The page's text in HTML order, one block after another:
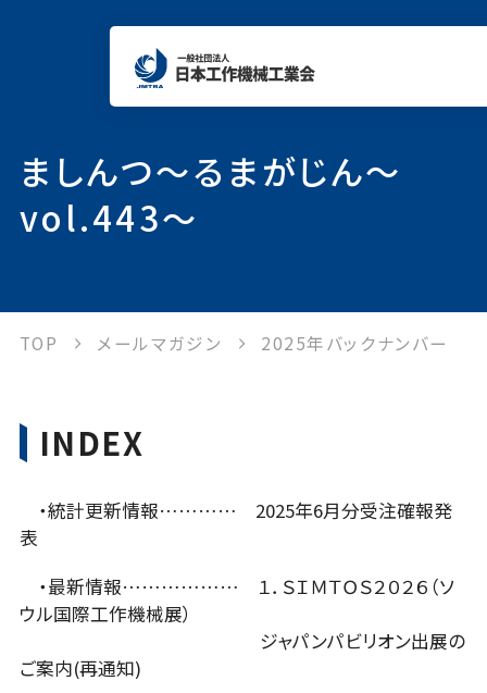
工作機械について
統計情報
お問い合わせ
ましんつ～るまがじん～
vol.443～
TOP メールマガジン 2025年バックナンバー
INDEX
・統計更新情報………… 2025年6月分受注確報発
表
・最新情報……………… １．ＳＩＭＴＯＳ２０２６（ソ
ウル国際工作機械展）
ジャパンパビリオン出展の
ご案内(再通知)